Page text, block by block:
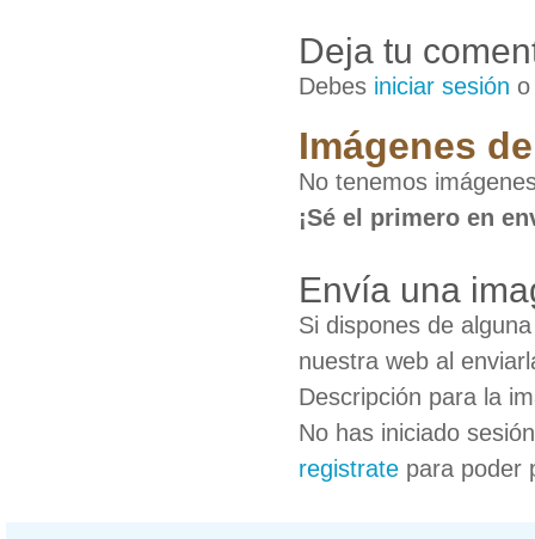
Deja tu
Debes iniciar sesión
Imágenes
No tenemos
¡Sé el primero en
Envía una
Si dispones de
nuestra web al
Descripción para la
No has iniciado
registrate para poder